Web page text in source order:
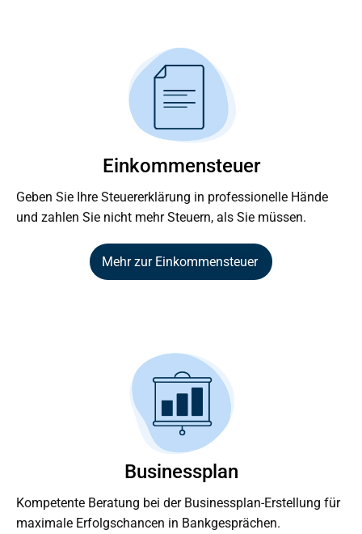
Einkommensteuer
Geben Sie Ihre Steuererklärung in professionelle Hände
und zahlen Sie nicht mehr Steuern, als Sie müssen.
Mehr zur Einkommensteuer
Businessplan
Kompetente Beratung bei der Businessplan-Erstellung für
maximale Erfolgschancen in Bankgesprächen.